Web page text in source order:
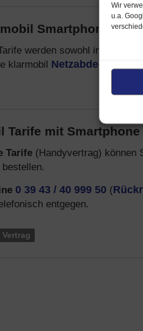
Wir
u.a.
Smartphone
werden sowohl im
klarmobil Netzabdeckung
Tarife mit Smartphone
Tarife (Handyvertrag) können
bestellen.
0 39 43 / 40 999 50 (
entgegen.